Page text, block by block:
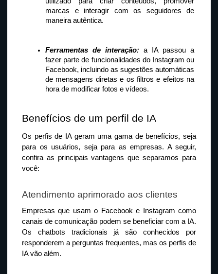
marcas e interagir com os seguidores de
maneira autêntica.
Ferramentas de interação: a IA passou a
fazer parte de funcionalidades do Instagram ou
Facebook, incluindo as sugestões automáticas
de mensagens diretas e os filtros e efeitos na
hora de modificar fotos e vídeos.
Benefícios de um perfil de IA
Os perfis de IA geram uma gama de benefícios, seja
para os usuários, seja para as empresas. A seguir,
confira as principais vantagens que separamos para
você:
Atendimento aprimorado aos clientes
Empresas que usam o Facebook e Instagram como
canais de comunicação podem se beneficiar com a IA.
Os chatbots tradicionais já são conhecidos por
responderem a perguntas frequentes, mas os perfis de
IA vão além.